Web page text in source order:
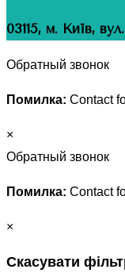
03115, м. Київ,
Обратный звонок
Помилка: Contact
×
Обратный звонок
Помилка: Contact
×
Скасувати